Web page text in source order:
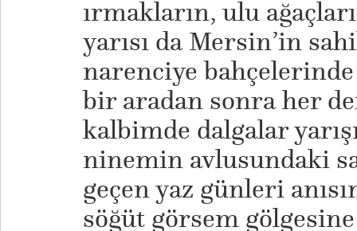
ırmakların, ulu
yarısı da Mersin’in
narenciye
bir aradan sonra her
kalbimde dalgalar
ninemin avlusundaki
geçen yaz günleri
söğüt görsem